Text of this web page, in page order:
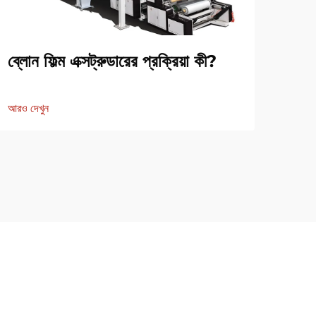
ব্লোন ফিল্ম এক্সট্রুডারের প্রক্রিয়া কী?
আরও দেখুন